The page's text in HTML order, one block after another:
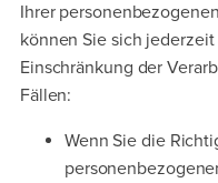
Ihrer
können Sie sich
Einschränkung der
Fällen:
Wenn Sie die